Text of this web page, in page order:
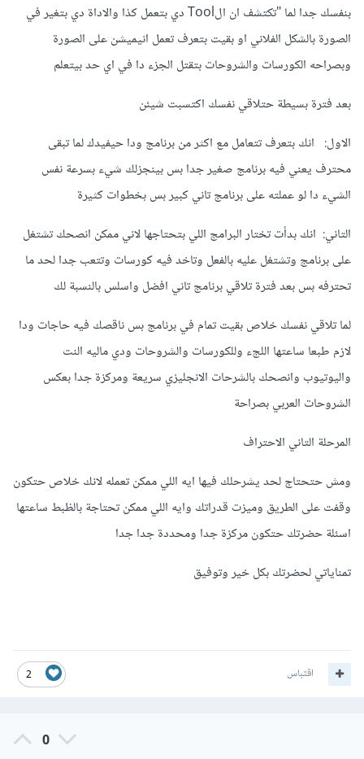
بنفسك جدا لما "تكتشف ان الTool دي بتعمل كذا والاداة دي بتغير في
الصورة بالشكل الفلاني او بقيت بتعرف تعمل انيميشن على الصورة
وبصراحه الكورسات والشروحات بتقتل الجزء دا في اي حد بيتعلم
بعد فترة بسيطة حتلاقي نفسك اكتسبت شيئن
الاول: انك بتعرف تتعامل مع اكثر من برنامج ودا حيفيدك لما تبقى
محترف يعني فيه برنامج صغير جدا بس بينجزلك شيء بسرعة نفس
الشيء دا لو عملته على برنامج تاني كبير بس بخطوات كثيرة
التاني: انك بدأت تختار البرامج اللي بتحتاجها لاني ممكن انصحك تشتغل
على برنامج وتشتغل عليه بالفعل وتاخد فيه كورسات وتتعب جدا لحد ما
تحترفه بس بعد فترة تلاقي برنامج تاني افضل واسلس بالنسبة لك
لما تلاقي نفسك خلاص بقيت تمام في برنامج بس ناقصك فيه حاجات ودا
لازم طبعا ساعتها اللجء وللكورسات والشروحات ودي ماليه النت
واليوتيوب وانصحك بالشرحات الانجليزي سريعة ومركزة جدا بعكس
الشروحات العربي بصراحة
المرحلة التاني الاحتراف
ومش حتحتاج لحد يشرحلك فيها ايه اللي ممكن تعمله لانك خلاص حتكون
وقفت على الطريق وميزت قدراتك وايه اللي ممكن تحتاجة بالظبط ساعتها
اسئلة حضرتك حتكون مركزة جدا ومحددة جدا جدا
تمناياتي لحضرتك بكل خير وتوفيق
2 اقتباس
0